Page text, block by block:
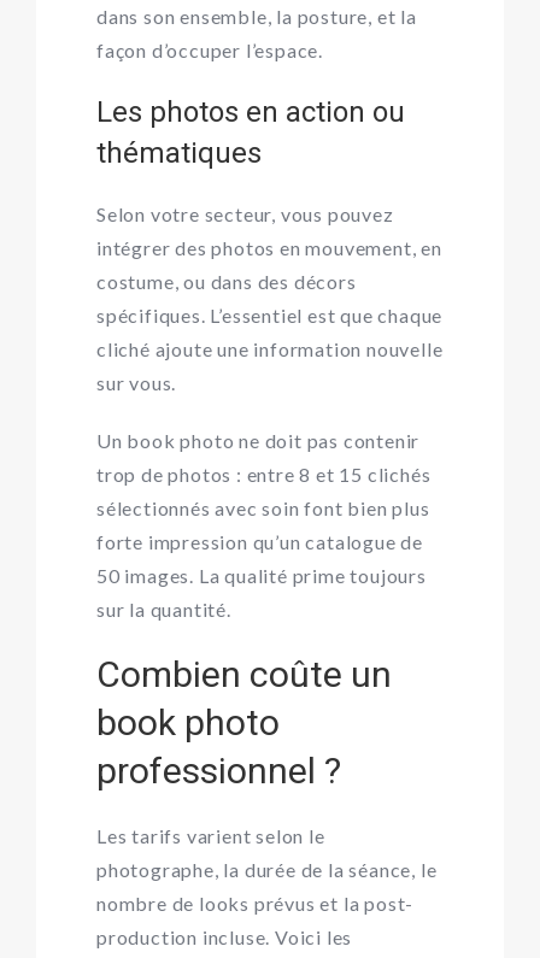
dans son ensemble, la posture, et la
façon d’occuper l’espace.
Les photos en action ou
thématiques
Selon votre secteur, vous pouvez
intégrer des photos en mouvement, en
costume, ou dans des décors
spécifiques. L’essentiel est que chaque
cliché ajoute une information nouvelle
sur vous.
Un book photo ne doit pas contenir
trop de photos : entre 8 et 15 clichés
sélectionnés avec soin font bien plus
forte impression qu’un catalogue de
50 images. La qualité prime toujours
sur la quantité.
Combien coûte un
book photo
professionnel ?
Les tarifs varient selon le
photographe, la durée de la séance, le
nombre de looks prévus et la post-
production incluse. Voici les